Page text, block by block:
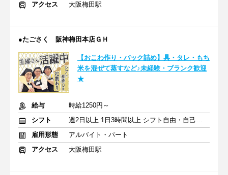
アクセス
大阪梅田駅
●たごさく 阪神梅田本店ＧＨ
【おこわ作り・パック詰め】具・タレ・もち
米を混ぜて蒸すなど♪未経験・ブランク歓迎
★
給与
時給1250円～
シフト
週2日以上 1日3時間以上 シフト自由・自己申告
雇用形態
アルバイト・パート
アクセス
大阪梅田駅